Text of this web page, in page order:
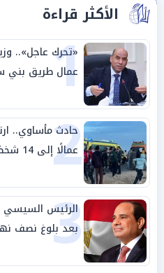
الأكثر قراءة
1
«تحرك عاجل»..
عمال طريق بني
2
حادث مأساوي..
عمالًا إلى 14 شخصًا
3
الرئيس السيسي
بعد بلوغ نصف